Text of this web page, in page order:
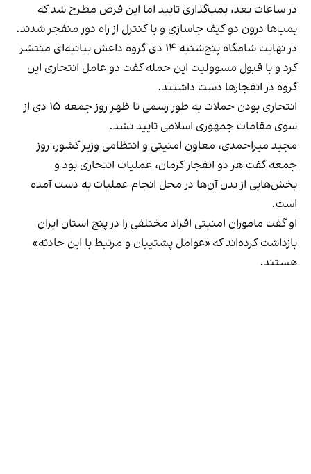
در ساعات بعد، بمب‌گذاری تایید اما این فرض مطرح شد که
بمب‌ها درون دو کیف جاسازی و با کنترل از راه دور منفجر شدند.
در نهایت شامگاه پنج‌شنبه ۱۴ دی گروه داعش بیانیه‌ای منتشر
کرد و با قبول مسوولیت این حمله گفت دو عامل انتحاری این
گروه در انفجارها دست داشتند.
انتحاری بودن حملات به طور رسمی تا ظهر روز جمعه ۱۵ دی از
سوی مقامات جمهوری اسلامی تایید نشد.
مجید میراحمدی، معاون امنیتی و انتظامی وزیر کشور، روز
جمعه گفت هر دو انفجار کرمان، عملیات انتحاری بود و
بخش‌هایی از بدن آن‌ها در محل انجام عملیات به دست آمده
است.
او گفت ماموران امنیتی افراد مختلفی را در پنج استان ایران
بازداشت کرده‌اند که «عوامل پشتیبان و مرتبط با این حادثه»
هستند.